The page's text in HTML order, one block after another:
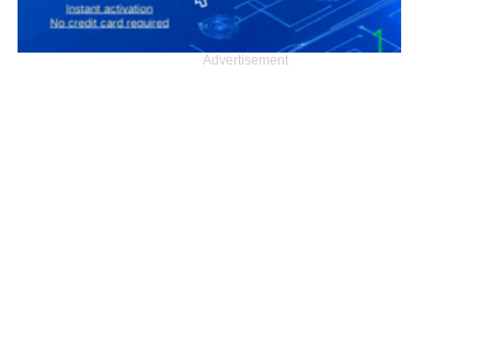
Advertisement